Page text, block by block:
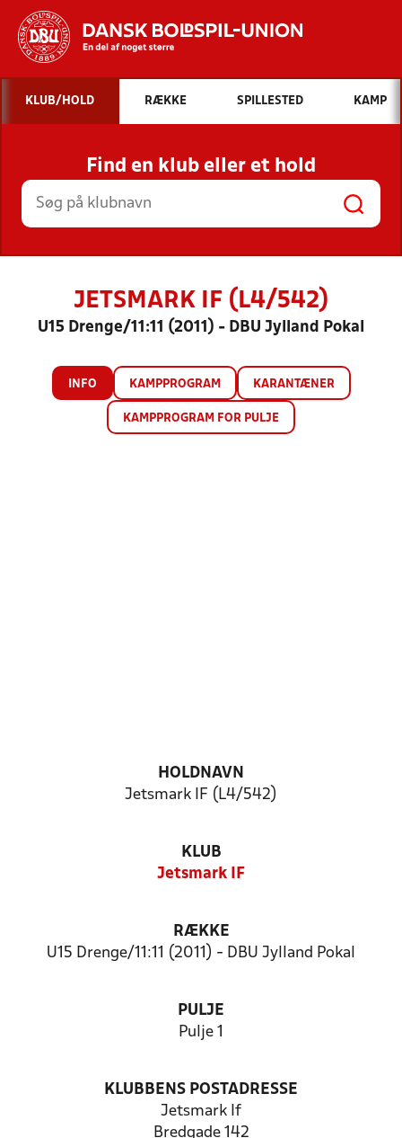
Hvad vil du søge efter?
INDHOLD OG NYHEDER
STILLINGER, RESULTATER, KLUBBER OG
HOLD
KLUB/HOLD RÆKKE SPILLESTED KAMP
Find en klub eller et hold
JETSMARK IF (L4/542)
U15 Drenge/11:11 (2011) - DBU Jylland Pokal
INFO KAMPPROGRAM KARANTÆNER
KAMPPROGRAM FOR PULJE
HOLDNAVN
Jetsmark IF (L4/542)
KLUB
Jetsmark IF
RÆKKE
U15 Drenge/11:11 (2011) - DBU Jylland Pokal
PULJE
Pulje 1
KLUBBENS POSTADRESSE
Jetsmark If
Bredgade 142